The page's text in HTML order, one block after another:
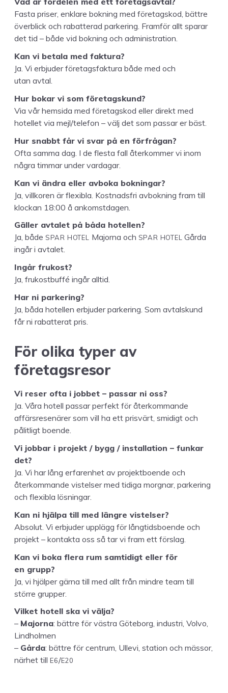
Fas­ta pris­er, enklare bokn­ing med före­tagskod, bät­tre
överblick och rabat­ter­ad park­er­ing. Fram­för allt sparar
det tid – både vid bokn­ing och administration.
Kan vi beta­la med faktura?
Ja. Vi erb­jud­er före­tags­fak­tu­ra både med och
utan avtal.
Hur bokar vi som företagskund?
Via vår hem­si­da med före­tagskod eller direkt med
hotel­let via mejl/​telefon – välj det som pas­sar er bäst.
Hur snabbt får vi svar på en förfrågan?
Ofta sam­ma dag. I de fles­ta fall återkom­mer vi inom
några tim­mar under vardagar.
Kan vi ändra eller avbo­ka bokningar?
Ja, vil­lko­ren är flex­i­bla. Kost­nads­fri avbokn­ing fram till
klock­an 18:00 å ankomstdagen.
Gäller avtalet på båda hotellen?
Ja, både SPAR HOTEL Major­na och SPAR HOTEL Går­da
ingår i avtalet.
Ingår frukost?
Ja, frukost­buf­fé ingår alltid.
Har ni parkering?
Ja, båda hotellen erb­jud­er park­er­ing. Som avtal­skund
får ni rabat­ter­at pris.
För oli­ka typer av
företagsresor
Vi reser ofta i job­bet – pas­sar ni oss?
Ja. Våra hotell pas­sar per­fekt för återkom­mande
affärsre­senär­er som vill ha ett prisvärt, smidigt och
pål­itligt boende.
Vi job­bar i pro­jekt / bygg / instal­la­tion – funkar
det?
Ja. Vi har lång erfaren­het av pro­jek­t­boende och
återkom­mande vis­telser med tidi­ga morgnar, park­er­ing
och flex­i­bla lösningar.
Kan ni hjäl­pa till med län­gre vistelser?
Abso­lut. Vi erb­jud­er upplägg för långtids­boende och
pro­jekt – kon­tak­ta oss så tar vi fram ett förslag.
Kan vi boka flera rum sam­tidigt eller för
en grupp?
Ja, vi hjälper gär­na till med allt från min­dre team till
större grupper.
Vilket hotell ska vi välja?
– Major­na: bät­tre för väs­tra Göte­borg, indus­tri, Vol­vo,
Lindholmen
– Går­da: bät­tre för cen­trum, Ulle­vi, sta­tion och mäs­sor,
närhet till E6/E20